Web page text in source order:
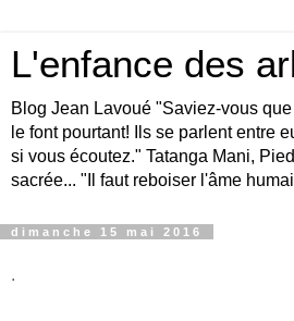
L'enfance des
Blog Jean Lavoué "Saviez-vous
le font pourtant! Ils se parlent entre
si vous écoutez." Tatanga Mani,
sacrée... "Il faut reboiser l'âme
dimanche 15 mai 2016
.